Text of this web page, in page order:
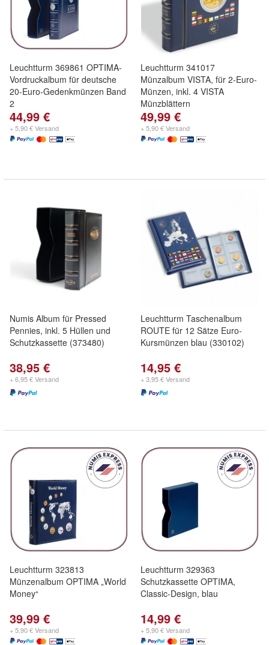
Leuchtturm 369861 OPTIMA-
Vordruckalbum für deutsche
20-Euro-Gedenkmünzen Band
2
44,99 €
+ 5,90 € Versand
Leuchtturm 341017
Münzalbum VISTA, für 2-Euro-
Münzen, inkl. 4 VISTA
Münzblättern
49,99 €
+ 5,90 € Versand
Numis Album für Pressed
Pennies, inkl. 5 Hüllen und
Schutzkassette (373480)
38,95 €
+ 6,95 € Versand
Leuchtturm Taschenalbum
ROUTE für 12 Sätze Euro-
Kursmünzen blau (330102)
14,95 €
+ 3,95 € Versand
Leuchtturm 323813
Münzenalbum OPTIMA „World
Money“
39,99 €
+ 5,90 € Versand
Leuchtturm 329363
Schutzkassette OPTIMA,
Classic-Design, blau
14,99 €
+ 5,90 € Versand